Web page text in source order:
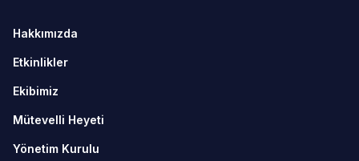
Hakkımızda
Etkinlikler
Ekibimiz
Mütevelli Heyeti
Yönetim Kurulu